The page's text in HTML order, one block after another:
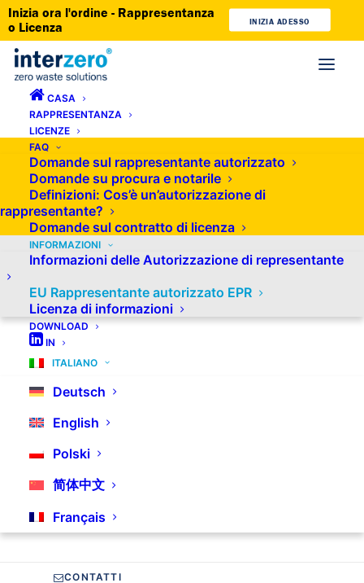
Inizia ora l'ordine - Rappresentanza
o Licenza
INIZIA ADESSO
CASA
RAPPRESENTANZA
LICENZE
FAQ
Domande sul rappresentante autorizzato
Domande su procura e notarile
Definizioni: Cos’è un’autorizzazione di
rappresentante?
Domande sul contratto di licenza
INFORMAZIONI
Informazioni delle Autorizzazione di representante
EU Rappresentante autorizzato EPR
Licenza di informazioni
DOWNLOAD
IN
ITALIANO
Deutsch
English
Polski
简体中文
Français
CONTATTI
Rappresentante autorizzato per
EPR nell'UE
Vendete i vostri prodotti a clienti esteri provenienti da
Stati membri dell’UE? State pianificando di avviare
questo tipo di vendite, ma non sapete quali formalità
dovete espletare? Se desiderate vendere prodotti
tramite un negozio online, una piattaforma di vendita
o altri mezzi di comunicazione a distanza, dovete
nominare un rappresentante autorizzato della vostra
azienda.
Nei paesi dell’UE, la legislazione sulla Responsabilità
rappresentante autorizzato (noto anche come
rappresenta il produttore estero (ovvero la vostra